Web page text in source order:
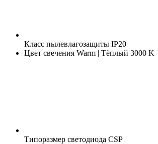
Класс пылевлагозащиты IP20
Цвет свечения Warm | Тёплый 3000 K
Типоразмер светодиода CSP